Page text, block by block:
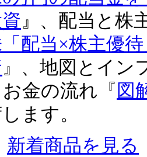
』、配当と株
配当×株主優
』、地図とイン
金の流れ『図
ます。
新着商品を見る